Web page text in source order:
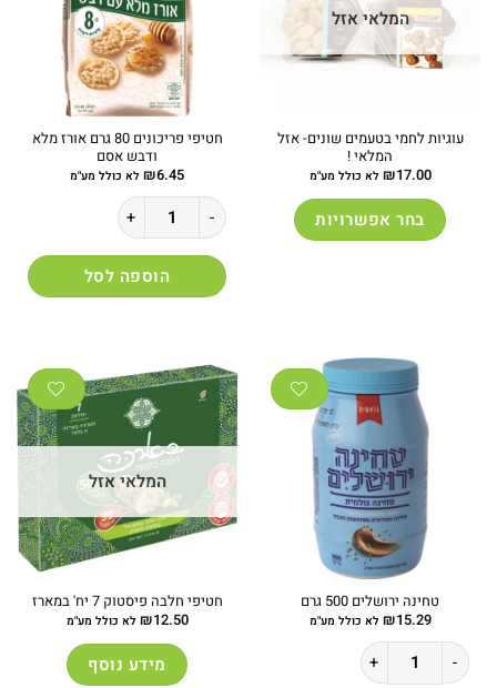
המלאי אזל
עוגיות לחמי בטעמים שונים- אזל
המלאי !
₪17.00 לא כולל מע"מ
בחר אפשרויות
ניתן
לבחור
את
האפשרויות
בעמוד
המוצר
חטיפי פריכונים 80 גרם אורז מלא
ודבש אסם
₪6.45 לא כולל מע"מ
כמות של חטיפי פריכונים 80 גרם אורז מלא ודבש אסם
הוספה לסל
טחינה ירושלים 500 גרם
₪15.29 לא כולל מע"מ
כמות של טחינה ירושלים 500 גרם
המלאי אזל
חטיפי חלבה פיסטוק 7 יח' במארז
₪12.50 לא כולל מע"מ
מידע נוסף